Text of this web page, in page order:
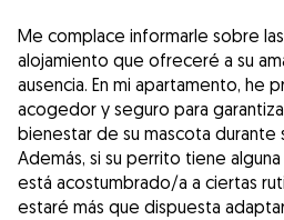
Me complace informarle sobre
alojamiento que ofreceré a su
ausencia. En mi apartamento, he
acogedor y seguro para
bienestar de su mascota durante
Además, si su perrito tiene
está acostumbrado/a a ciertas
estaré más que dispuesta